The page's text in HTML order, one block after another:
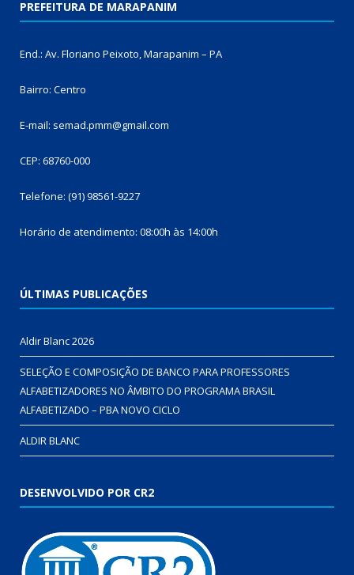
PREFEITURA DE MARAPANIM
End.: Av. Floriano Peixoto, Marapanim – PA
Bairro: Centro
E-mail: semad.pmm@gmail.com
CEP: 68760-000
Telefone: (91) 98561-9227
Horário de atendimento: 08:00h às 14:00h
ÚLTIMAS PUBLICAÇÕES
Aldir Blanc 2026
SELEÇÃO E COMPOSIÇÃO DE BANCO PARA PROFESSORES
ALFABETIZADORES NO ÂMBITO DO PROGRAMA BRASIL
ALFABETIZADO – PBA NOVO CICLO
ALDIR BLANC
DESENVOLVIDO POR CR2